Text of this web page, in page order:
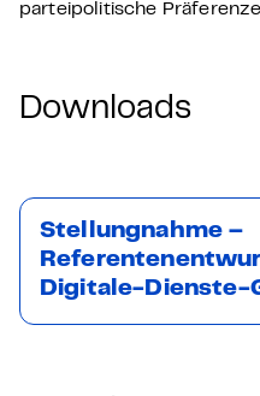
parteipolitische
Downloads
Stellungnahme –
Digitale-Dienste-